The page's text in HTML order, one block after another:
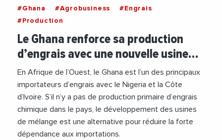
#Ghana #Agrobusiness
#Engrais
#Production
Le Ghana renforce sa production
d’engrais avec une nouvelle usine…
En Afrique de l’Ouest, le Ghana est l’un des principaux
importateurs d’engrais avec le Nigeria et la Côte
d’Ivoire. S’il n’y a pas de production primaire d’engrais
chimique dans le pays, le développement des usines
de mélange est une alternative pour réduire la forte
dépendance aux importations.